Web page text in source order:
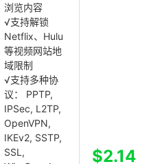
浏览内容
√支持解锁
Netflix、Hulu
等视频网站地
域限制
√支持多种协
议： PPTP,
IPSec, L2TP,
OpenVPN,
IKEv2, SSTP,
SSL,
$2.14